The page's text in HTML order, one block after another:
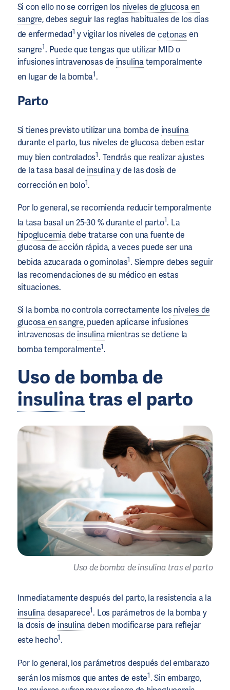
Si con ello no se corrigen los niveles de glucosa en
sangre, debes seguir las reglas habituales de los días
de enfermedad1 y vigilar los niveles de cetonas en
sangre1. Puede que tengas que utilizar MID o
infusiones intravenosas de insulinatemporalmente
en lugar de la bomba1.
Parto
Si tienes previsto utilizar una bomba de insulina
durante el parto, tus niveles de glucosa deben estar
muy bien controlados1. Tendrás que realizar ajustes
de la tasa basal de insulinay de las dosis de
corrección en bolo1.
Por lo general, se recomienda reducir temporalmente
la tasa basal un 25-30 % durante el parto1. La
hipoglucemiadebe tratarse con una fuente de
glucosa de acción rápida, a veces puede ser una
bebida azucarada o gominolas1. Siempre debes seguir
las recomendaciones de su médico en estas
situaciones.
Si la bomba no controla correctamente los niveles de
glucosa en sangre, pueden aplicarse infusiones
intravenosas de insulinamientras se detiene la
bomba temporalmente1.
Uso de bomba de
insulinatras el parto
Uso de bomba de insulina tras el parto
Inmediatamente después del parto, la resistencia a la
insulinadesaparece1. Los parámetros de la bomba y
la dosis de insulinadeben modificarse para reflejar
este hecho1.
Por lo general, los parámetros después del embarazo
serán los mismos que antes de este1. Sin embargo,